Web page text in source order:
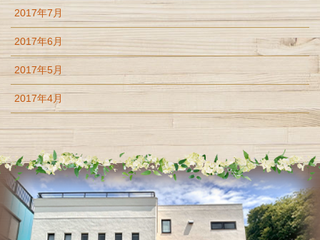
2017年7月
2017年6月
2017年5月
2017年4月